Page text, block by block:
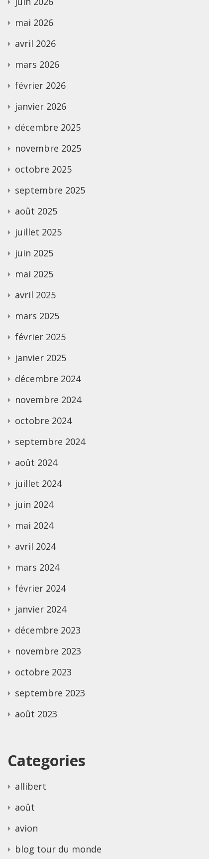
mai 2026
avril 2026
mars 2026
février 2026
janvier 2026
décembre 2025
novembre 2025
octobre 2025
septembre 2025
août 2025
juillet 2025
juin 2025
mai 2025
avril 2025
mars 2025
février 2025
janvier 2025
décembre 2024
novembre 2024
octobre 2024
septembre 2024
août 2024
juillet 2024
juin 2024
mai 2024
avril 2024
mars 2024
février 2024
janvier 2024
décembre 2023
novembre 2023
octobre 2023
septembre 2023
août 2023
Categories
allibert
août
avion
blog tour du monde